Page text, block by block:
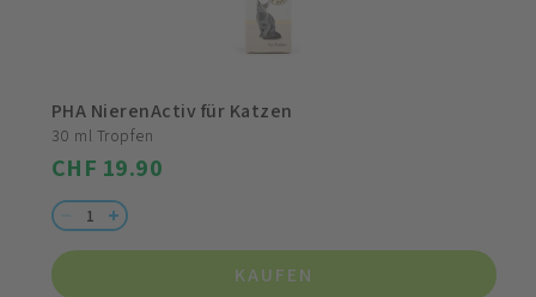
PHA NierenActiv für Katzen
30 ml Tropfen
CHF 19.90
KAUFEN